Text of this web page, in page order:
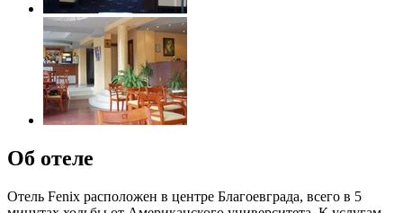
Об отеле
Отель Fenix расположен в центре Благоевграда, всего в 5